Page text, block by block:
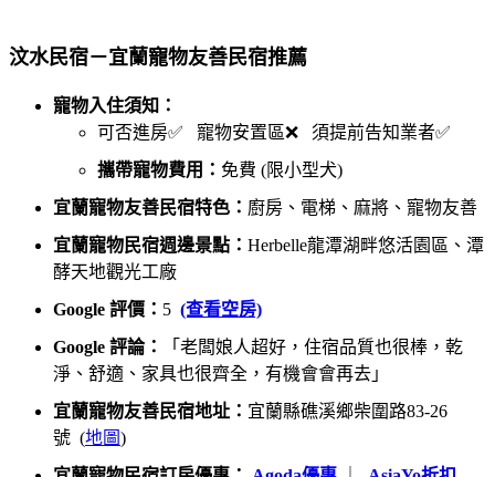
汶水民宿－宜蘭寵物友善民宿推薦
寵物入住須知：
可否進房✅ 寵物安置區❌ 須提前告知業者✅
攜帶寵物費用： 免費 (限小型犬)
宜蘭寵物友善民宿特色： 廚房、電梯、麻將、寵物友善
宜蘭寵物民宿週邊景點： Herbelle龍潭湖畔悠活園區、潭
酵天地觀光工廠
Google 評價： 5 (查看空房)
Google 評論：
「老闆娘人超好，住宿品質也很棒，乾
淨、舒適、家具也很齊全，有機會會再去」
宜蘭寵物友善民宿地址： 宜蘭縣礁溪鄉柴圍路83-26
號 (地圖)